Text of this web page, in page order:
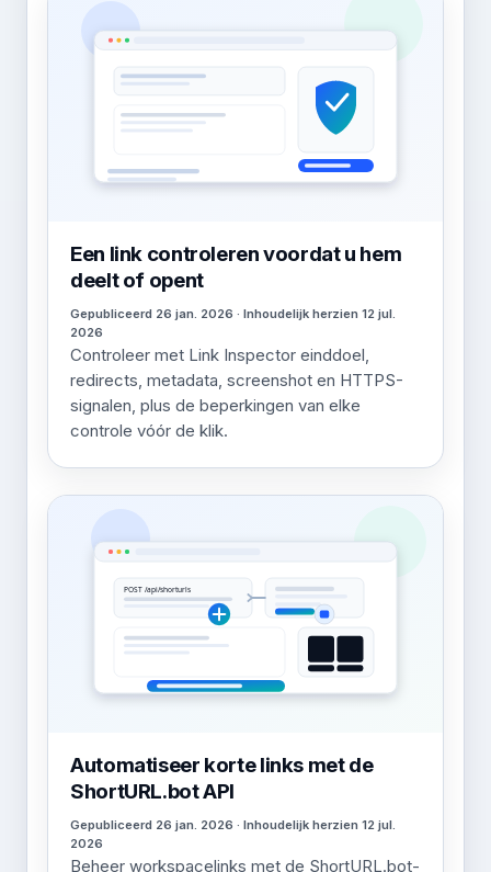
Een link controleren voordat u hem
deelt of opent
Gepubliceerd 26 jan. 2026 · Inhoudelijk herzien 12 jul.
2026
Controleer met Link Inspector einddoel,
redirects, metadata, screenshot en HTTPS-
signalen, plus de beperkingen van elke
controle vóór de klik.
Automatiseer korte links met de
ShortURL.bot API
Gepubliceerd 26 jan. 2026 · Inhoudelijk herzien 12 jul.
2026
Beheer workspacelinks met de ShortURL.bot-